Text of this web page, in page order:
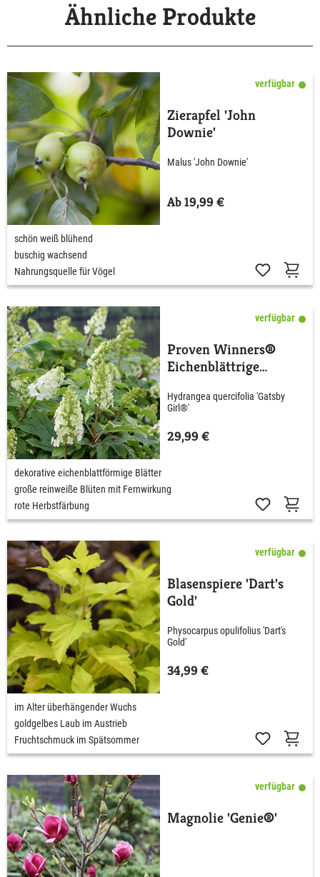
Ähnliche Produkte
verfügbar
Zierapfel 'John
Downie'
Malus 'John Downie'
Ab 19,99 €
schön weiß blühend
buschig wachsend
Nahrungsquelle für Vögel
verfügbar
Proven Winners®
Eichenblättrige
Girl'
Hydrangea quercifolia 'Gatsby
Girl®'
29,99 €
dekorative eichenblattförmige Blätter
große reinweiße Blüten mit Fernwirkung
rote Herbstfärbung
verfügbar
Blasenspiere 'Dart's
Gold'
Physocarpus opulifolius 'Dart's
Gold'
34,99 €
im Alter überhängender Wuchs
goldgelbes Laub im Austrieb
Fruchtschmuck im Spätsommer
verfügbar
Magnolie 'Genie®'